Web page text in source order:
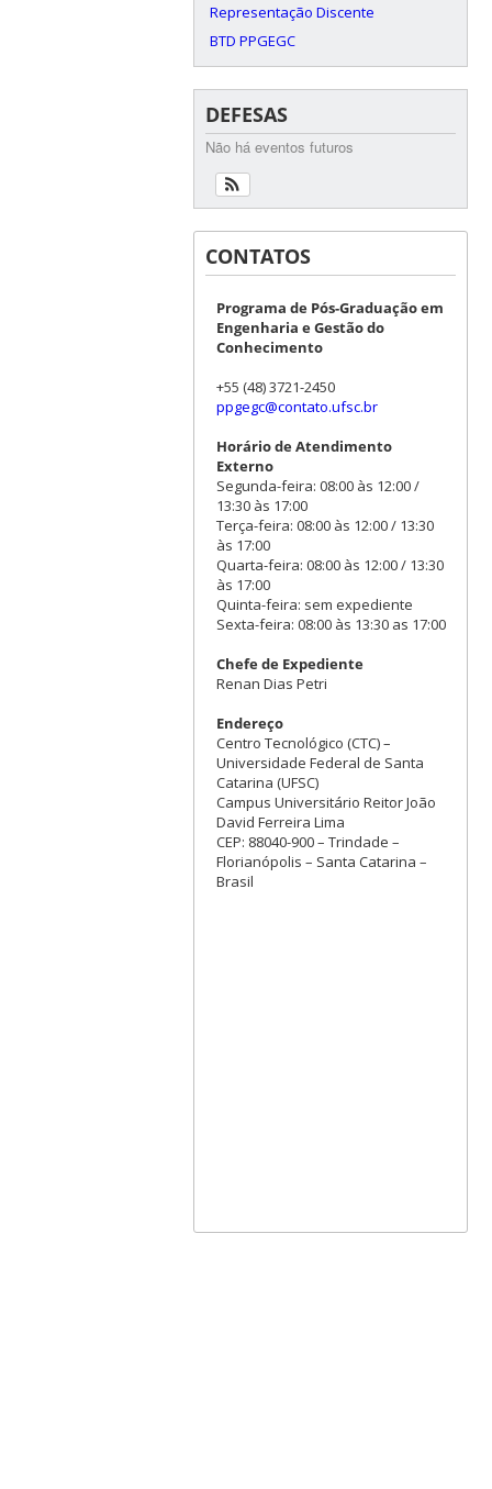
Representação Discente
BTD PPGEGC
DEFESAS
Não há eventos futuros
CONTATOS
Programa de Pós-Graduação em
Engenharia e Gestão do
Conhecimento
+55 (48) 3721-2450
ppgegc@contato.ufsc.br
Horário de Atendimento
Externo
Segunda-feira: 08:00 às 12:00 /
13:30 às 17:00
Terça-feira: 08:00 às 12:00 / 13:30
às 17:00
Quarta-feira: 08:00 às 12:00 / 13:30
às 17:00
Quinta-feira: sem expediente
Sexta-feira: 08:00 às 13:30 as 17:00
Chefe de Expediente
Renan Dias Petri
Endereço
Centro Tecnológico (CTC) –
Universidade Federal de Santa
Catarina (UFSC)
Campus Universitário Reitor João
David Ferreira Lima
CEP: 88040-900 – Trindade –
Florianópolis – Santa Catarina –
Brasil